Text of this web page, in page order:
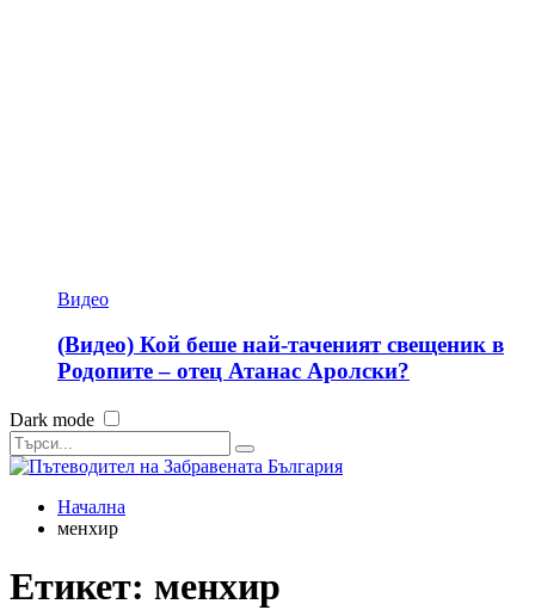
Видео
(Видео) Кой беше най-таченият свещеник в
Родопите – отец Атанас Аролски?
Dark mode
Начална
менхир
Етикет: менхир